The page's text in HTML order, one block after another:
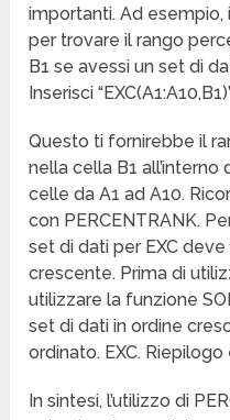
importanti. Ad esempio,
per trovare il rango
B1 se avessi un set di
Inserisci
Questo ti fornirebbe il
nella cella B1
celle da A1 ad A10.
con PERCENTRANK.
set di dati per EXC
crescente. Prima di
utilizzare la funzione
set di dati in ordine
ordinato. EXC.
In sintesi, l’utilizzo di